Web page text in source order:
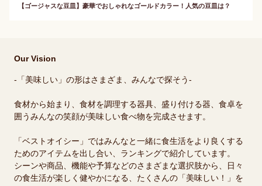
【ゴージャスな豆皿】豪華でおしゃれなゴールドカラー！人気の豆皿は？
Our Vision
-「美味しい」の形はさまざま、みんなで探そう-
食材から始まり、食材を調理する器具、盛り付ける器、食卓を
囲うみんなの笑顔が美味しい食べ物を完成させます。
「ベストオイシー」ではみんなと一緒に食生活をより良くする
ためのアイテムを出し合い、ランキングで紹介しています。
シーンや商品、機能や予算などのさまざまな選択肢から、日々
の食生活が楽しく健やかになる、たくさんの「美味しい！」を